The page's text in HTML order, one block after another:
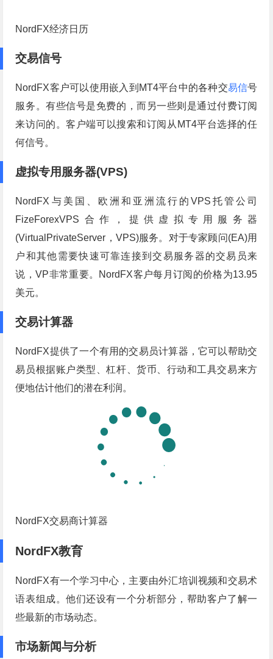
NordFX经济日历
交易信号
NordFX客户可以使用嵌入到MT4平台中的各种交易信号
服务。有些信号是免费的，而另一些则是通过付费订阅
来访问的。客户端可以搜索和订阅从MT4平台选择的任
何信号。
虚拟专用服务器(VPS)
NordFX与美国、欧洲和亚洲流行的VPS托管公司
FizeForexVPS合作，提供虚拟专用服务器
(VirtualPrivateServer，VPS)服务。对于专家顾问(EA)用
户和其他需要快速可靠连接到交易服务器的交易员来
说，VP非常重要。NordFX客户每月订阅的价格为13.95
美元。
交易计算器
NordFX提供了一个有用的交易员计算器，它可以帮助交
易员根据账户类型、杠杆、货币、行动和工具交易来方
便地估计他们的潜在利润。
NordFX交易商计算器
NordFX教育
NordFX有一个学习中心，主要由外汇培训视频和交易术
语表组成。他们还设有一个分析部分，帮助客户了解一
些最新的市场动态。
市场新闻与分析